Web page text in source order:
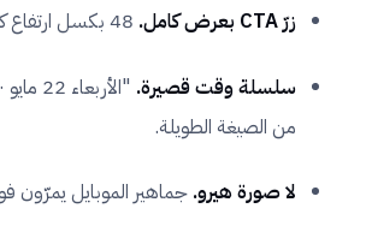
زرّ CTA بعرض كامل.
سلسلة وقت قصيرة.
من الصيغة الطويلة.
لا صورة هيرو. جماهير الموبايل يمرّون